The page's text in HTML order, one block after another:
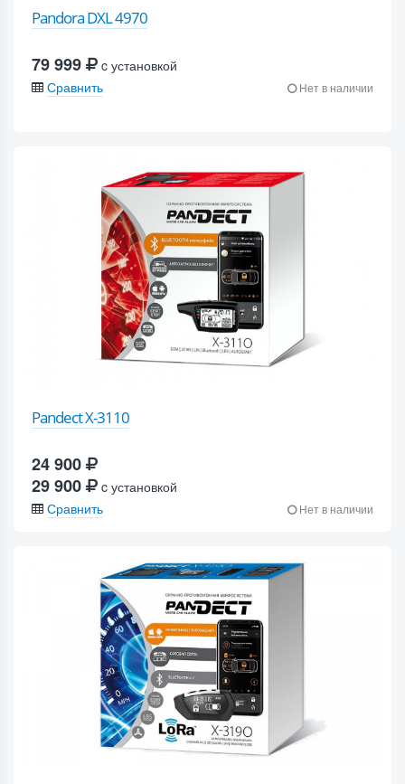
Pandora DXL 4970
79 999
c установкой
Сравнить
Нет в наличии
Pandect X-3110
24 900
29 900
c установкой
Сравнить
Нет в наличии